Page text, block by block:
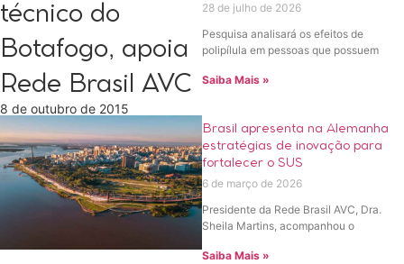
técnico do
Botafogo, apoia
Rede Brasil AVC
8 de outubro de 2015
28 de julho de 2026
Pesquisa analisará os efeitos de
polipílula em pessoas que possuem
Saiba Mais »
Brasil apresenta na Alemanha
estratégias de inovação para
fortalecer o SUS
6 de março de 2026
Presidente da Rede Brasil AVC, Dra.
Sheila Martins, acompanhou o
Saiba Mais »